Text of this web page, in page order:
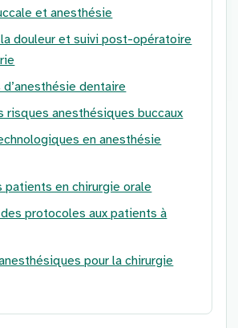
et anesthésie
douleur et suivi post-opératoire
dentaire
risques anesthésiques buccaux
en anesthésie
patients en chirurgie orale
protocoles aux patients à
pour la chirurgie